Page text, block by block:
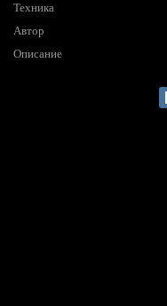
Техника
Автор
Описание